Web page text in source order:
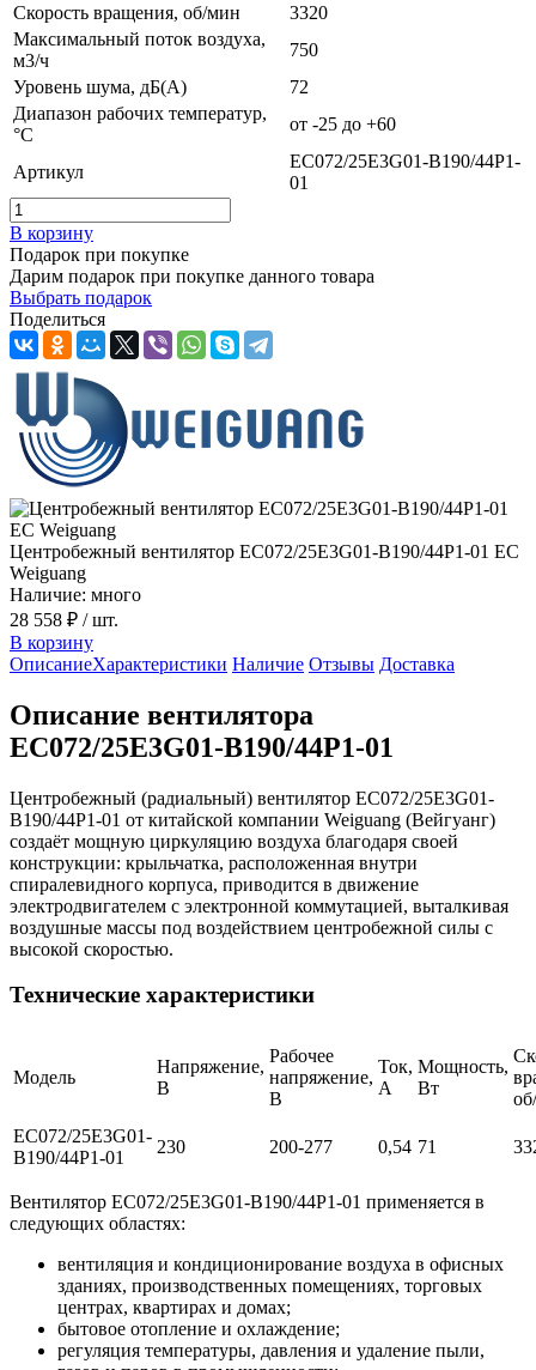
Скорость вращения, об/мин
3320
Максимальный поток воздуха,
м3/ч
750
Уровень шума, дБ(А)
72
Диапазон рабочих температур,
°C
от -25 до +60
Артикул
EC072/25E3G01-B190/44P1-
01
В корзину
Подарок при покупке
Дарим подарок при покупке данного товара
Выбрать подарок
Поделиться
Центробежный вентилятор EC072/25E3G01-B190/44P1-01 EC
Weiguang
Наличие: много
28 558 ₽ / шт.
В корзину
ОписаниеХарактеристики Наличие Отзывы Доставка
Описание вентилятора
EC072/25E3G01-B190/44P1-01
Центробежный (радиальный) вентилятор EC072/25E3G01-
B190/44P1-01 от китайской компании Weiguang (Вейгуанг)
создаёт мощную циркуляцию воздуха благодаря своей
конструкции: крыльчатка, расположенная внутри
спиралевидного корпуса, приводится в движение
электродвигателем с электронной коммутацией, выталкивая
воздушные массы под воздействием центробежной силы с
высокой скоростью.
Технические характеристики
Модель
Напряжение,
В
Рабочее
напряжение,
В
Ток,
А
Мощность,
Вт
EC072/25E3G01-
B190/44P1-01
230 200-277 0,54 71
Вентилятор EC072/25E3G01-B190/44P1-01 применяется в
следующих областях:
вентиляция и кондиционирование воздуха в офисных
зданиях, производственных помещениях, торговых
центрах, квартирах и домах;
бытовое отопление и охлаждение;
регуляция температуры, давления и удаление пыли,